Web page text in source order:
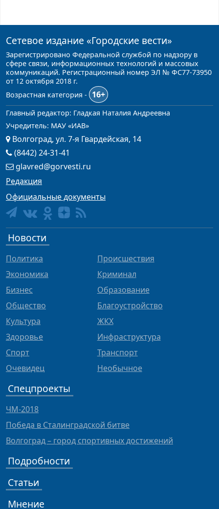
Сетевое издание «Городские вести»
Зарегистрировано Федеральной службой по надзору в
сфере связи, информационных технологий и массовых
коммуникаций. Регистрационный номер ЭЛ № ФС77-73950
от 12 октября 2018 г.
Возрастная категория -
16+
Главный редактор: Гладкая Наталия Андреевна
Учредитель: МАУ «ИАВ»
Волгоград, ул. 7-я Гвардейская, 14
(8442) 24-31-41
glavred@gorvesti.ru
Редакция
Официальные документы
Новости
Политика
Экономика
Бизнес
Общество
Культура
Здоровье
Спорт
Очевидец
Происшествия
Криминал
Образование
Благоустройство
ЖКХ
Инфраструктура
Транспорт
Необычное
Спецпроекты
ЧМ-2018
Победа в Сталинградской битве
Волгоград – город спортивных достижений
Подробности
Статьи
Мнение